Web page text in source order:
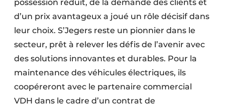
possession réduit, de la demande des clients et
d’un prix avantageux a joué un rôle décisif dans
leur choix. S’Jegers reste un pionnier dans le
secteur, prêt à relever les défis de l’avenir avec
des solutions innovantes et durables. Pour la
maintenance des véhicules électriques, ils
coopéreront avec le partenaire commercial
VDH dans le cadre d’un contrat de